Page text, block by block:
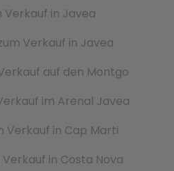
Verkauf in Javea
Verkauf in Javea
auf den Montgo
im Arenal Javea
Verkauf in Cap Marti
in Costa Nova